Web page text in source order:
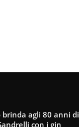
brinda agli 80 anni di
con i gin